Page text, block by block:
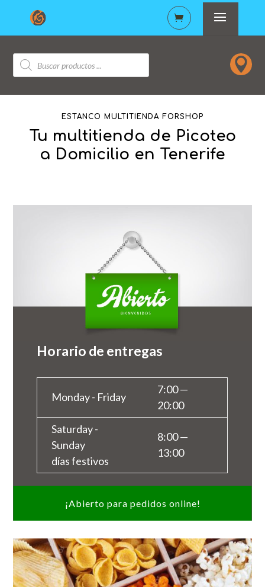
Búsqueda
de
productos

ESTANCO MULTITIENDA FORSHOP
Tu multitienda de Picoteo
a Domicilio en Tenerife
Horario de entregas
Monday - Friday
7:00 —
20:00
Saturday -
Sunday
8:00 —
13:00
¡Abierto para pedidos online!